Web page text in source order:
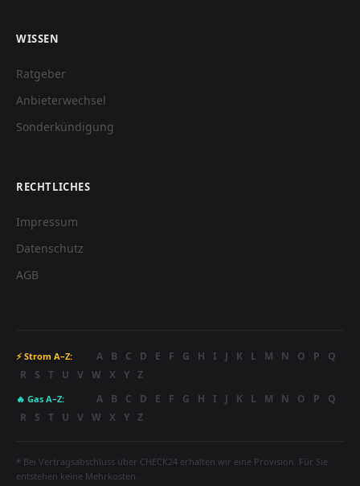
WISSEN
Ratgeber
Anbieterwechsel
Sonderkündigung
RECHTLICHES
Impressum
Datenschutz
AGB
⚡ Strom A–Z: A B C D E F G H I J K L M N O P
Q
R
S T U V W X Y Z
🔥 Gas A–Z: A B C D E F G H I J K L M N O P
Q
R
S T U V W X Y Z
* Bei Vertragsabschluss über CHECK24 erhalten wir eine Provision. Für Sie
entstehen keine Mehrkosten.